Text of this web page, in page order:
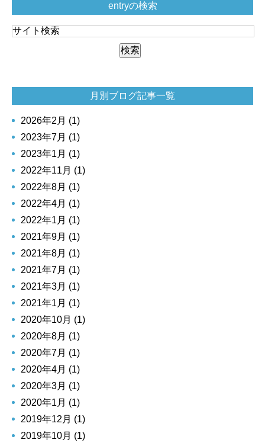
entryの検索
月別ブログ記事一覧
2026年2月 (1)
2023年7月 (1)
2023年1月 (1)
2022年11月 (1)
2022年8月 (1)
2022年4月 (1)
2022年1月 (1)
2021年9月 (1)
2021年8月 (1)
2021年7月 (1)
2021年3月 (1)
2021年1月 (1)
2020年10月 (1)
2020年8月 (1)
2020年7月 (1)
2020年4月 (1)
2020年3月 (1)
2020年1月 (1)
2019年12月 (1)
2019年10月 (1)